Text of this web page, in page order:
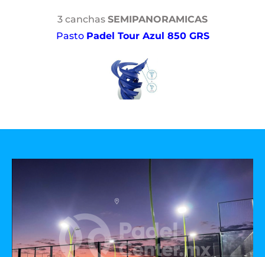
3 canchas SEMIPANORAMICAS
Pasto Padel Tour Azul 850 GRS